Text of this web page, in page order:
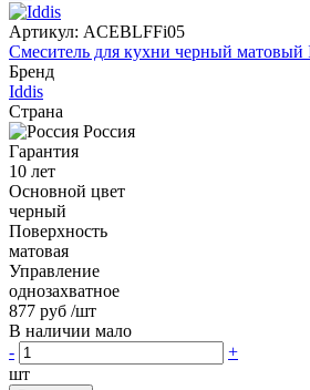
Артикул: ACEBLFFi05
Смеситель для кухни черный
Бренд
Iddis
Страна
Россия
Гарантия
10 лет
Основной цвет
черный
Поверхность
матовая
Управление
однозахватное
877 руб /шт
В наличии мало
-
+
шт